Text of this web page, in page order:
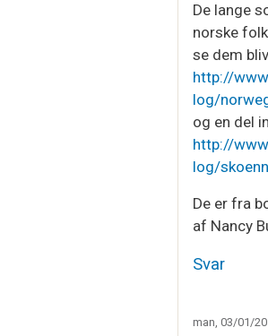
De lange
norske
se dem
http://
log/
og en del
http://
log/
De er fra
af Nancy
Svar
man, 03/01/